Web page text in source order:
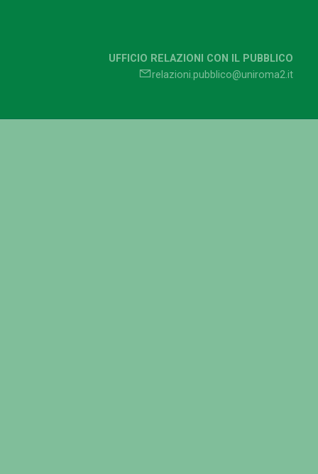
UFFICIO RELAZIONI CON IL PUBBLICO
relazioni.pubblico@uniroma2.it